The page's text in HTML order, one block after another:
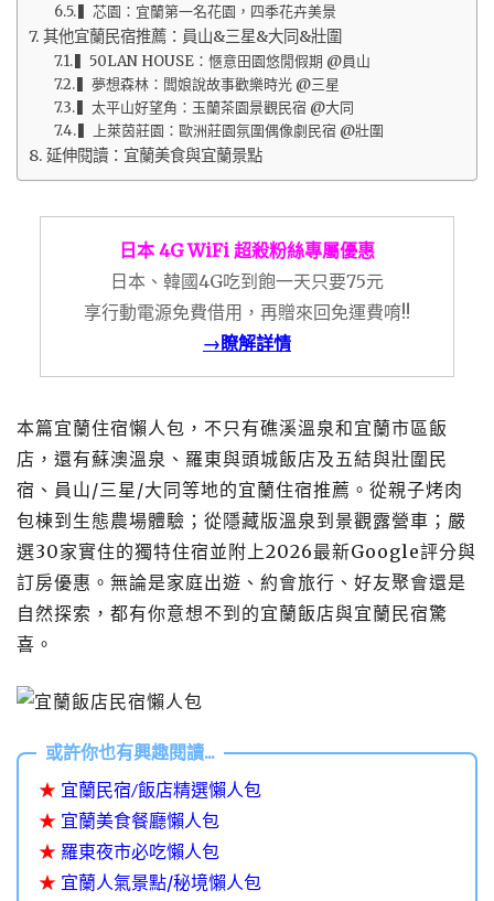
▍芯園：宜蘭第一名花園，四季花卉美景
其他宜蘭民宿推薦：員山&三星&大同&壯圍
▍50LAN HOUSE：愜意田園悠閒假期 @員山
▍夢想森林：闆娘說故事歡樂時光 @三星
▍太平山好望角：玉蘭茶園景觀民宿 @大同
▍上萊茵莊園：歐洲莊園氛圍偶像劇民宿 @壯圍
延伸閱讀：宜蘭美食與宜蘭景點
日本 4G WiFi 超殺粉絲專屬優惠
日本、韓國4G吃到飽一天只要75元
享行動電源免費借用，再贈來回免運費唷!!
→瞭解詳情
本篇宜蘭住宿懶人包，不只有礁溪溫泉和宜蘭市區飯
店，還有蘇澳溫泉、羅東與頭城飯店及五結與壯圍民
宿、員山/三星/大同等地的宜蘭住宿推薦。從親子烤肉
包棟到生態農場體驗；從隱藏版溫泉到景觀露營車；嚴
選30家實住的獨特住宿並附上2026最新Google評分與
訂房優惠。無論是家庭出遊、約會旅行、好友聚會還是
自然探索，都有你意想不到的宜蘭飯店與宜蘭民宿驚
喜。
★ 宜蘭民宿/飯店精選懶人包
★ 宜蘭美食餐廳懶人包
★ 羅東夜市必吃懶人包
★ 宜蘭人氣景點/秘境懶人包